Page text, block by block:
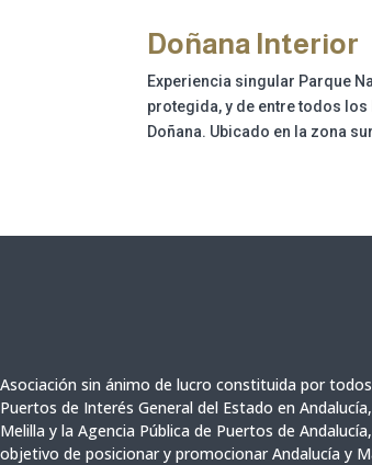
Doñana Interior
Experiencia singular Parque
protegida, y de entre todos
Doñana. Ubicado en la zona
Asociación sin ánimo de lucro constituida por
Puertos de Interés General del Estado en
Melilla y la Agencia Pública de Puertos de Andalucía,
objetivo de posicionar y promocionar Andalucía y